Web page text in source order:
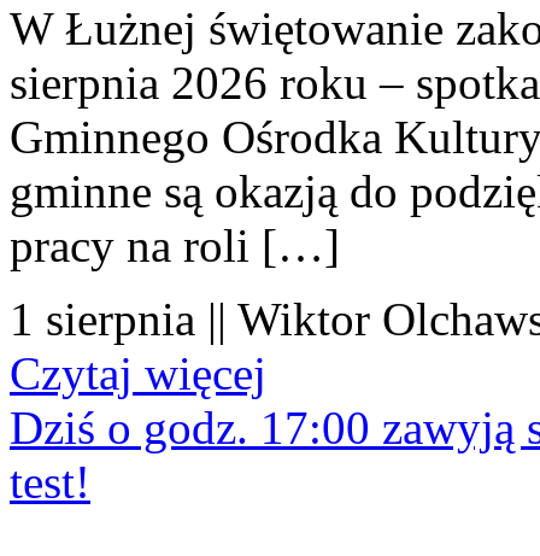
W Łużnej świętowanie
sierpnia 2026 roku –
Gminnego Ośrodka
gminne są okazją do
pracy na roli […]
1 sierpnia || Wiktor
Czytaj więcej
Dziś o godz. 17:00 zawyją
test!